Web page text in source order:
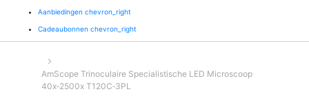
Aanbiedingen chevron_right
Cadeaubonnen chevron_right
AmScope Trinoculaire Specialistische LED Microscoop
40x‑2500x T120C‑3PL